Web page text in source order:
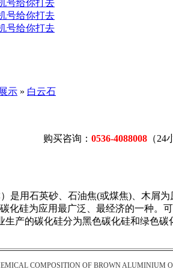
示 » 白云石
购买咨询： 0536-4088008 （24
用石英砂、石油焦(或煤焦)、木屑为
化硅为应用最广泛、最经济的一种。
产的碳化硅分为黑色碳化硅和绿色碳
COMPOSITION OF BROWN ALUMINIUM